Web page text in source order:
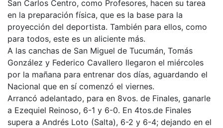
San Carlos Centro, como Profesores, hacen su tarea
en la preparación física, que es la base para la
proyección del deportista. También para ellos, como
para todos, este es un aliciente más.
A las canchas de San Miguel de Tucumán, Tomás
González y Federico Cavallero llegaron el miércoles
por la mañana para entrenar dos días, aguardando el
Nacional que en sí comenzó el viernes.
Arrancó adelantado, para en 8vos. de Finales, ganarle
a Ezequiel Reinoso, 6-1 y 6-0. En 4tos.de Finales
supera a Andrés Loto (Salta), 6-2 y 6-4; dejando en el